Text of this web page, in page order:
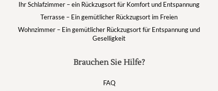
Brauchen Sie Hilfe?
FAQ
Ihr Schlafzimmer – ein Rückzugsort für Komfort und Entspannung
Terrasse – Ein gemütlicher Rückzugsort im Freien
Wohnzimmer – Ein gemütlicher Rückzugsort für Entspannung und
Geselligkeit